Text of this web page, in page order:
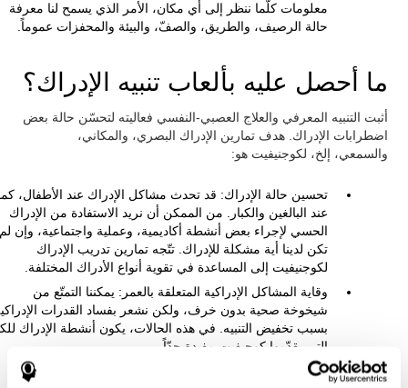
معلومات كلّما ننظر إلى أي مكان، الأمر الذي يسمح لنا معرفة
حالة الرصيف، والطريق، والصفّ، والبيئة والمحفزات عموماً.
ما أحصل عليه بألعاب تنبيه الإدراك؟
أثبت التنبيه المعرفي والعلاج العصبي-النفسي فعاليته لتحسّن حالة بعض
اضطرابات الإدراك. هدف تمارين الإدراك البصري، والمكاني،
والسمعي، إلخ، لكوجنيفيت هو:
تحسين حالة الإدراك: قد تحدث مشاكل الإدراك عند الأطفال،
عند البالغين والكبار. من الممكن أن نريد الاستفادة من الإدراك
الحسي لإجراء بعض أنشطة أكاديمية، وعملية واجتماعية، وإن لم
تكن لدينا أية مشكلة للإدراك. تتّجه تمارين تدريب الإدراك
لكوجنيفيت إلى المساعدة في تقوية أنواع الأدراك المختلفة.
وقاية المشاكل الإدراكية المتعلقة بالعمر: يمكننا التمتّع من
شيخوخة صحية بدون خرف، ولكن نشعر بفساد القدرات
بسبب تخفيض التنبيه. في هذه الحالات، يكون أنشطة الإدراك
التي يقدّمها كوجيفيت مفيدة جدّاً.